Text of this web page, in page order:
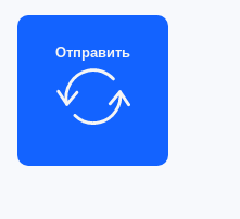
Отправить